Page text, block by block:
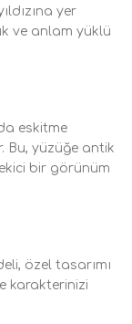
yer
ve anlam yüklü
eskitme
Bu, yüzüğe antik
bir görünüm
özel tasarımı
karakterinizi